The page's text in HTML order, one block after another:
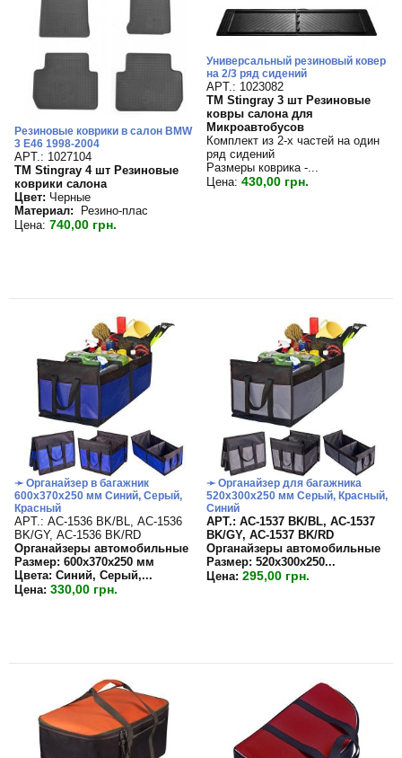
Резиновые коврики в салон BMW
3 E46 1998-2004
APT.: 1027104
TM Stingray 4 шт Резиновые
коврики салона
Цвет: Черные
Материал:
Резино-плас
Цена: 740,00 грн.
Универсальный резиновый ковер
на 2/3 ряд сидений
APT.: 1023082
TM Stingray 3 шт Резиновые
ковры салона для
Микроавтобусов
Комплект из 2-х частей на один
ряд сидений
Размеры коврика -...
Цена: 430,00 грн.
➛ Органайзер в багажник
600х370х250 мм Синий, Серый,
Красный
APT.: АС-1536 BK/BL, АС-1536
BK/GY, АС-1536 BK/RD
Органайзеры автомобильные
Размер: 600х370х250 мм
Цвета: Синий, Серый,...
Цена: 330,00 грн.
➛ Органайзер для багажника
520х300х250 мм Серый, Красный,
Синий
APT.: АС-1537 BK/BL, АС-1537
BK/GY, АС-1537 BK/RD
Органайзеры автомобильные
Размер: 520х300х250...
Цена: 295,00 грн.